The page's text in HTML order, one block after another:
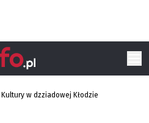
w dzziadowej Kłodzie